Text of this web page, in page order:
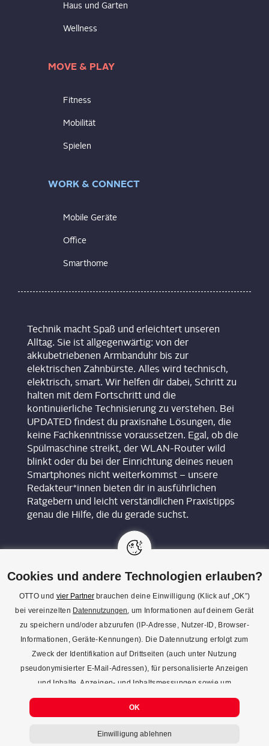
Haus und Garten
Wellness
MOVE & PLAY
Fitness
Mobilität
Spielen
WORK & CONNECT
Mobile Geräte
Office
Smarthome
Technik macht Spaß und erleichtert unseren
Alltag. Sie ist allgegenwärtig: von der
akkubetriebenen Armbanduhr bis zur
elektrischen Zahnbürste. Alles wird technisch,
elektrisch, smart. Wir helfen dir dabei, Schritt zu
halten mit dem Fortschritt und die
kontinuierliche Technisierung zu verstehen. Bei
UPDATED findest du praxisnahe Lösungen, die
keine Fachkenntnisse voraussetzen. Egal, ob die
Spülmaschine streikt, der WLAN-Router wild
blinkt oder du bei der Einrichtung deines neuen
Smartphones nicht weiterkommst – unsere
Redakteur*innen bieten dir in ausführlichen
Ratgebern und leicht verständlichen Praxistipps
genau die Hilfe, die du gerade suchst.
KON­TAKT
REDAK­TI­ON
IMPRES­SUM
DATENSCHUTZ
COOKIE-EINSTELLUNGEN
Cookies und andere Technologien erlauben?
OTTO und vier Partnerbrauchen deine Einwilligung (Klick auf „OK”)
bei vereinzelten Datennutzungen, um Informationen auf deinem Gerät
zu speichern und/oder abzurufen (IP-Adresse, Nutzer-ID, Browser-
Informationen, Geräte-Kennungen). Die Datennutzung erfolgt zum
Zweck der Identifikation auf Drittseiten (auch unter Nutzung
pseudonymisierter E-Mail-Adressen), für personalisierte Anzeigen
und Inhalte, Anzeigen- und Inhaltsmessungen sowie um
Erkenntnisse über Zielgruppen und Produktentwicklungen zu
gewinnen. Mehr Infos zur Einwilligung (inkl. Widerrufsmöglichkeit)
OK
Einwilligung ablehnen